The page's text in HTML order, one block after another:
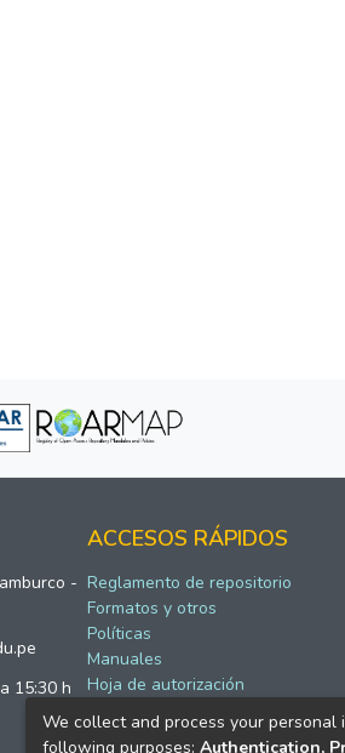
-
15:30 h
ACCESOS RÁPIDOS
Reglamento de repositorio
Formatos y otros
Políticas
Manuales
Hoja de autorización
We collect and process your personal
following purposes: Authentication,